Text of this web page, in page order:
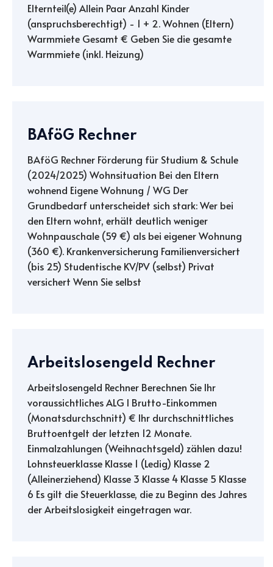
Elternteil(e) Allein Paar Anzahl Kinder
(anspruchsberechtigt) - 1 + 2. Wohnen (Eltern)
Warmmiete Gesamt € Geben Sie die gesamte
Warmmiete (inkl. Heizung)
BAföG Rechner
BAföG Rechner Förderung für Studium & Schule
(2024/2025) Wohnsituation Bei den Eltern
wohnend Eigene Wohnung / WG Der
Grundbedarf unterscheidet sich stark: Wer bei
den Eltern wohnt, erhält deutlich weniger
Wohnpauschale (59 €) als bei eigener Wohnung
(360 €). Krankenversicherung Familienversichert
(bis 25) Studentische KV/PV (selbst) Privat
versichert Wenn Sie selbst
Arbeitslosengeld Rechner
Arbeitslosengeld Rechner Berechnen Sie Ihr
voraussichtliches ALG I Brutto-Einkommen
(Monatsdurchschnitt) € Ihr durchschnittliches
Bruttoentgelt der letzten 12 Monate.
Einmalzahlungen (Weihnachtsgeld) zählen dazu!
Lohnsteuerklasse Klasse 1 (Ledig) Klasse 2
(Alleinerziehend) Klasse 3 Klasse 4 Klasse 5 Klasse
6 Es gilt die Steuerklasse, die zu Beginn des Jahres
der Arbeitslosigkeit eingetragen war.